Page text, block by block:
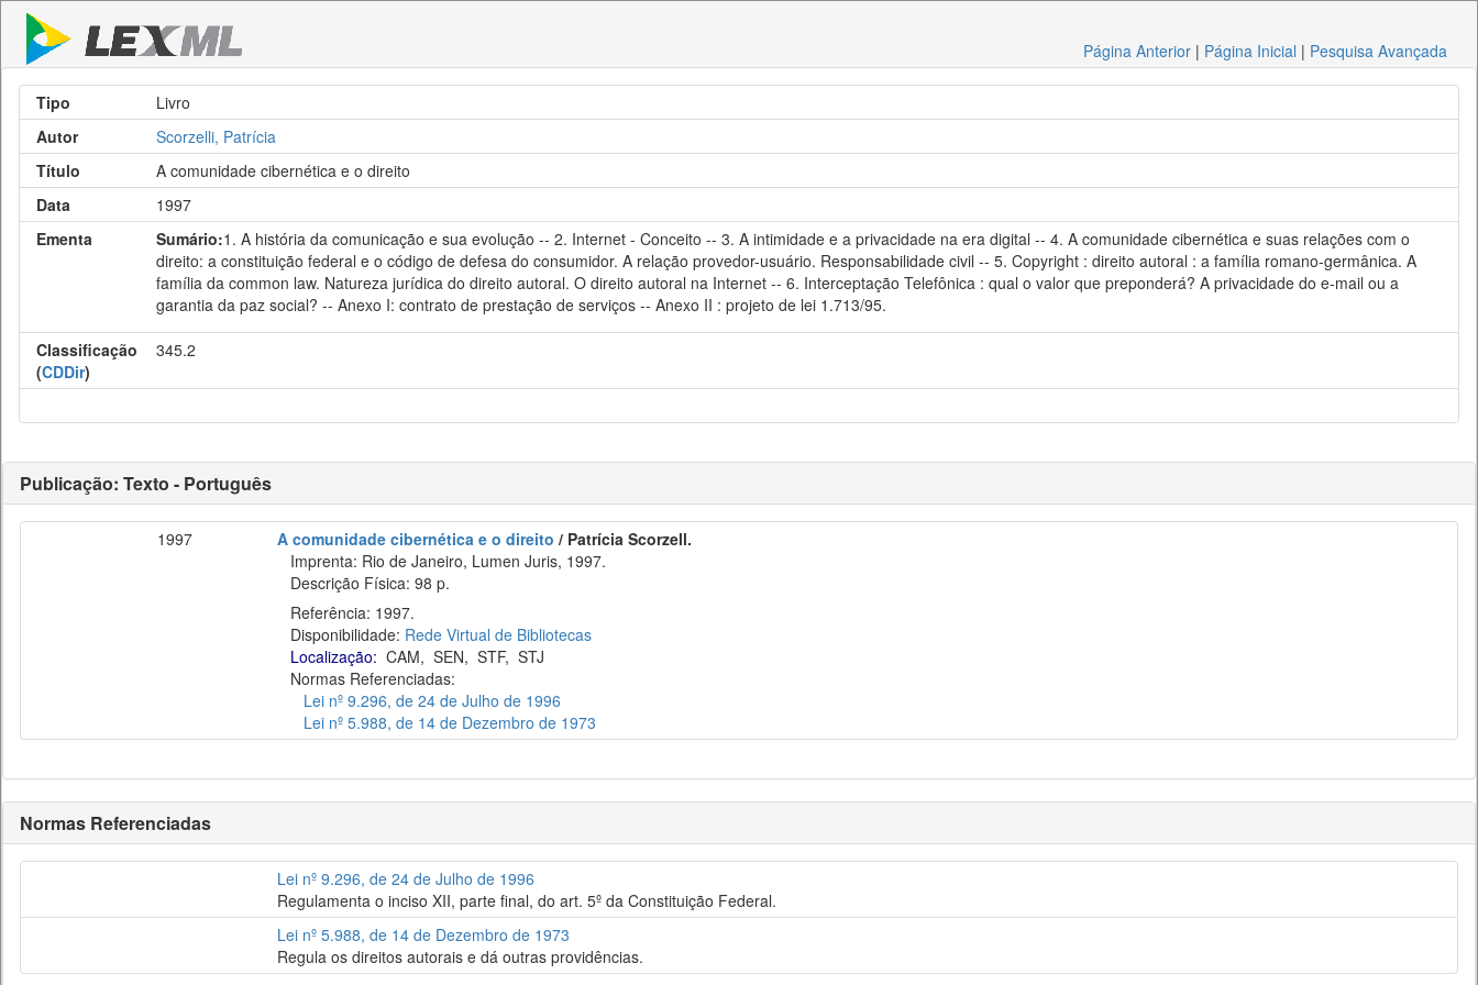
Página Anterior | Página Inicial | Pesquisa Avançada
Tipo
Livro
Autor
Scorzelli, Patrícia
Título
A comunidade cibernética e o direito
Data
1997
Ementa
Sumário:1. A história da comunicação e sua evolução -- 2. Internet - Conceito -- 3. A intimidade e a privacidade na era digital -- 4. A comunidade cibernética e suas relações com o
direito: a constituição federal e o código de defesa do consumidor. A relação provedor-usuário. Responsabilidade civil -- 5. Copyright : direito autoral : a família romano-germânica. A
família da common law. Natureza jurídica do direito autoral. O direito autoral na Internet -- 6. Interceptação Telefônica : qual o valor que preponderá? A privacidade do e-mail ou a
garantia da paz social? -- Anexo I: contrato de prestação de serviços -- Anexo II : projeto de lei 1.713/95.
Classificação
(CDDir)
345.2
Publicação: Texto - Português
1997 A comunidade cibernética e o direito / Patrícia Scorzell.
Imprenta: Rio de Janeiro, Lumen Juris, 1997.
Descrição Física: 98 p.
Referência: 1997.
Disponibilidade: Rede Virtual de Bibliotecas
Localização: CAM, SEN, STF, STJ
Normas Referenciadas:
Lei nº 9.296, de 24 de Julho de 1996
Lei nº 5.988, de 14 de Dezembro de 1973
Normas Referenciadas
Lei nº 9.296, de 24 de Julho de 1996
Regulamenta o inciso XII, parte final, do art. 5º da Constituição Federal.
Lei nº 5.988, de 14 de Dezembro de 1973
Regula os direitos autorais e dá outras providências.